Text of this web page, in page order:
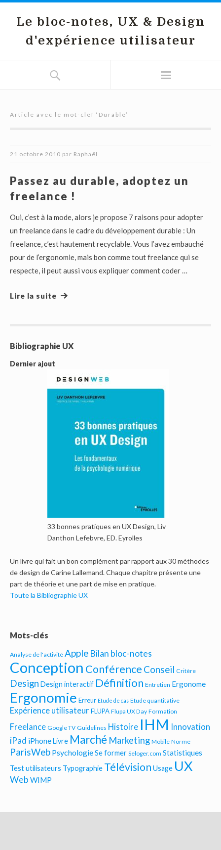
Le bloc-notes, UX & Design
d'expérience utilisateur
Article avec le mot-clef ‘ Durable’
21 octobre 2010 par Raphaël
Passez au durable, adoptez un
freelance !
Oui, c’est à la mode, alors je propose 7 raisons pour adopter
un freelance dans le cadre du développement durable : Un
freelance, c’est hautement recyclable. Vous l’avez embauché
pour de l’ergonomie, mais bon comme tout freelance qui se
respecte, il peut aussi vous expliquer comment coder …
Lire la suite
Bibliographie UX
Dernier ajout
33 bonnes pratiques en UX Design, Liv
Danthon Lefebvre, ED. Eyrolles
Un livre qui fait un bon complément par rapport aux 30 méthodes
de design de Carine Lallemand. Chaque chapitre présente une
part de théorie et une part de mise en pratique.
Toute la Bibliographie UX
Mots-clés
Analyse de l'activité Apple Bilan bloc-notes
Conception Conférence Conseil Critère
Design Design interactif Définition Entretien Ergonome
Ergonomie Erreur Etude de cas Etude quantitative
Expérience utilisateur FLUPA Flupa UX Day Formation
Freelance Google TV Guidelines Histoire IHM Innovation
iPad iPhoneLivre Marché Marketing Mobile Norme
ParisWeb PsychologieSe former Seloger.com Statistiques
Test utilisateurs Typographie Télévision Usage UX
Web WIMP